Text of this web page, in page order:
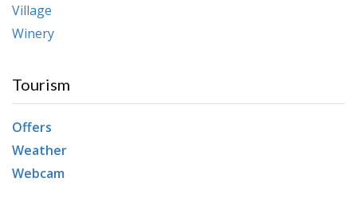
Village
Winery
Tourism
Offers
Weather
Webcam